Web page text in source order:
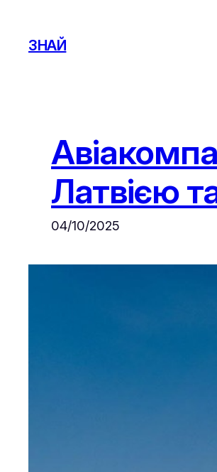
content
ЗНАЙ
Латвією
04/10/2025